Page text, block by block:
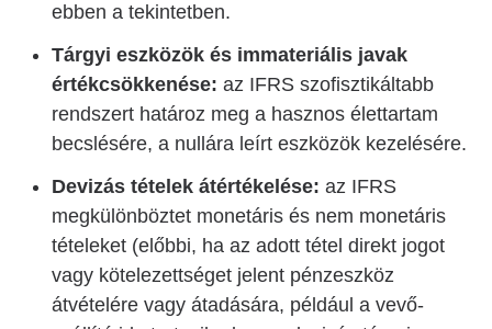
ebben a tekintetben.
Tárgyi eszközök és immateriális javak
értékcsökkenése: az IFRS szofisztikáltabb
rendszert határoz meg a hasznos élettartam
becslésére, a nullára leírt eszközök kezelésére.
Devizás tételek átértékelése: az IFRS
megkülönböztet monetáris és nem monetáris
tételeket (előbbi, ha az adott tétel direkt jogot
vagy kötelezettséget jelent pénzeszköz
átvételére vagy átadására, például a vevő-